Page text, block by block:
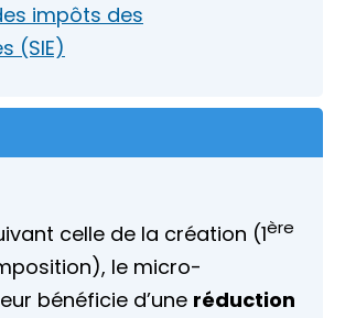
impôts des
(SIE)
celle de la création (1ère
le micro-
bénéficie d’une réduction